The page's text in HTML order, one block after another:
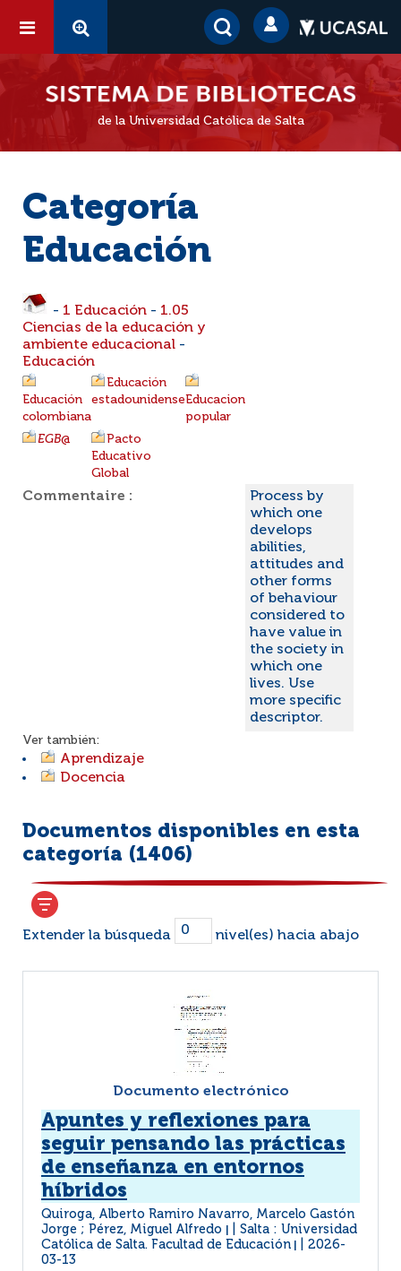
de la Universidad Católica de Salta
Categoría
Educación
- 1 Educación - 1.05
Ciencias de la educación y
ambiente educacional -
Educación
Educación
colombiana
Educación
estadounidenseEducacion
popular
EGB@
Pacto
Educativo
Global
Commentaire :
Process by
which one
develops
abilities,
attitudes and
other forms
of behaviour
considered to
have value in
the society in
which one
lives. Use
more specific
descriptor.
Ver también:
Aprendizaje
Docencia
Documentos disponibles en esta
categoría (1406)
Extender la búsqueda nivel(es) hacia abajo
Documento electrónico
Apuntes y reflexiones para
seguir pensando las prácticas
de enseñanza en entornos
híbridos
Quiroga, Alberto Ramiro Navarro, Marcelo Gastón
Jorge ; Pérez, Miguel Alfredo
Salta : Universidad
Católica de Salta. Facultad de Educación
2026-
03-13